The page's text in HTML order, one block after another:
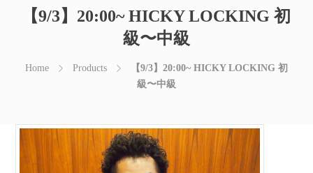
【9/3】20:00~ HICKY LOCKING 初
級〜中級
Home Products
【9/3】20:00~ HICKY LOCKING 初
級〜中級